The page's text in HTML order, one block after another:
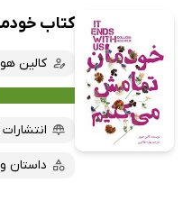
کتاب
کالین
داستان